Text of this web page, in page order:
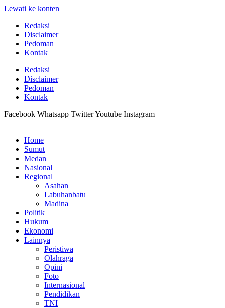
Lewati ke konten
Redaksi
Disclaimer
Pedoman
Kontak
Redaksi
Disclaimer
Pedoman
Kontak
Facebook Whatsapp TwitterYoutube Instagram
Home
Sumut
Medan
Nasional
Regional
Asahan
Labuhanbatu
Madina
Politik
Hukum
Ekonomi
Lainnya
Peristiwa
Olahraga
Opini
Foto
Internasional
Pendidikan
TNI